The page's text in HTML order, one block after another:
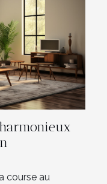
course au